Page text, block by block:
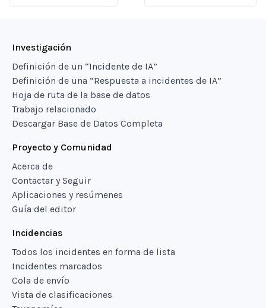
Investigación
Definición de un “Incidente de IA”
Definición de una “Respuesta a incidentes de IA”
Hoja de ruta de la base de datos
Trabajo relacionado
Descargar Base de Datos Completa
Proyecto y Comunidad
Acerca de
Contactar y Seguir
Aplicaciones y resúmenes
Guía del editor
Incidencias
Todos los incidentes en forma de lista
Incidentes marcados
Cola de envío
Vista de clasificaciones